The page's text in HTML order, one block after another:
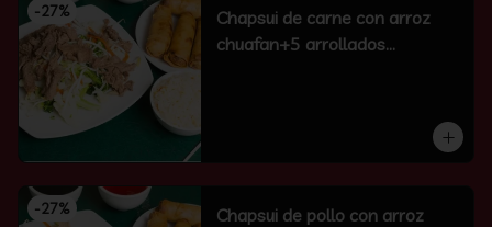
-27%
Chapsui de carne con arroz
chuafan+5 arrollados
-27%
Chapsui de pollo con arroz